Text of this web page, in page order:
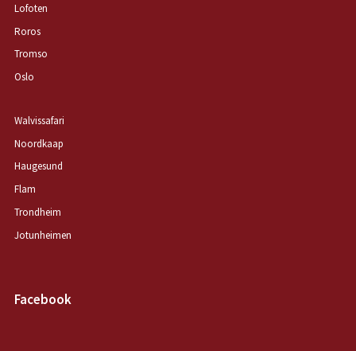
Lofoten
Roros
Tromso
Oslo
Walvissafari
Noordkaap
Haugesund
Flam
Trondheim
Jotunheimen
Facebook